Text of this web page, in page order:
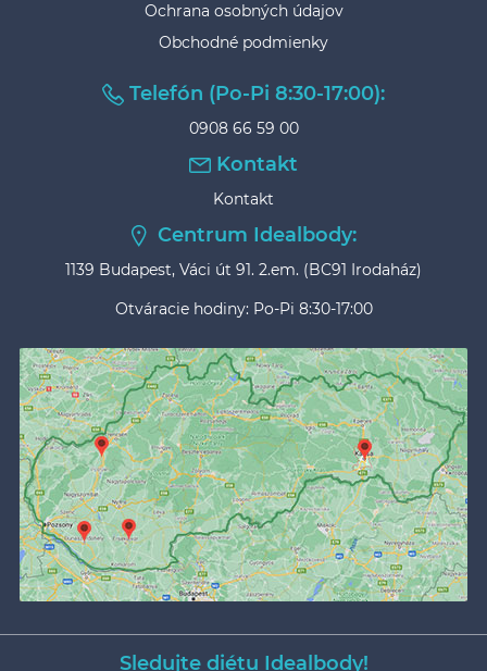
Ochrana osobných údajov
Obchodné podmienky
Telefón (Po-Pi 8:30-17:00):
0908 66 59 00
Kontakt
Kontakt
Centrum Idealbody:
1139 Budapest, Váci út 91. 2.em. (BC91 Irodaház)
Otváracie hodiny: Po-Pi 8:30-17:00
Sledujte diétu Idealbody!